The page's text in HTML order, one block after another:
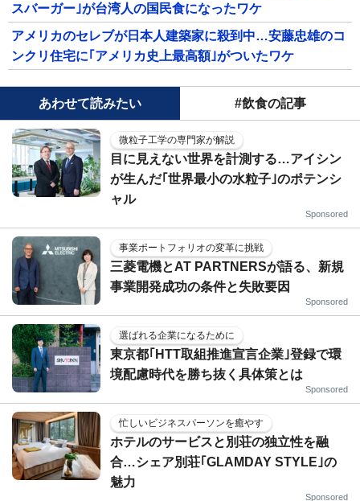
スバーガー｣が台湾人の国民食になったワケ
アメリカのセレブが日本人建築家に殺到中…安藤忠雄のコ
ンクリ住宅に｢アメリカ史上最高額｣がついたワケ
あわせて読みたい #飲食の記事
微粒子工学の専門家が解説
目に見えない世界を計測する…アイシン
が生んだ｢世界最小の水粒子｣のポテンシ
ャル
Sponsored
事業ポートフォリオの変革に挑戦
三菱電機とAT PARTNERSが語る、新規
事業開発成功の条件と失敗要因
Sponsored
選ばれる企業になるために
東京都｢HTT取組推進宣言企業｣登録で環
境配慮時代を勝ち抜く具体策とは
Sponsored
忙しいビジネスパーソンを癒やす
ホテルのサービスと別荘の独立性を融
合…シェア別荘｢GLAMDAY STYLE｣の
魅力
Sponsored